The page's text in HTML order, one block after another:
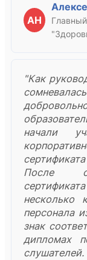
АН
"Как
начали
После
несколько
персонала
знак
дипломах
слушателей.